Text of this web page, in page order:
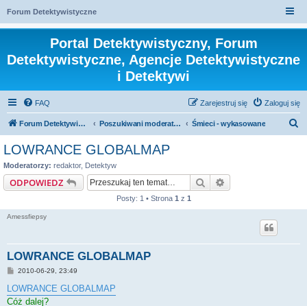
Forum Detektywistyczne
Portal Detektywistyczny, Forum
Detektywistyczne, Agencje Detektywistyczne
i Detektywi
FAQ Zaloguj się
Zarejestruj się
Forum Detektywistyczne, Detektyw Poszukiwani moderatorzy Śmieci - wykasowane
LOWRANCE GLOBALMAP
Moderatorzy: redaktor, Detektyw
ODPOWIEDZ Szukaj
Posty: 1 • Strona 1 z 1
Amessfiepsy
LOWRANCE GLOBALMAP
P
s
t
2010-06-29, 23:49
LOWRANCE GLOBALMAP
Cóż dalej?